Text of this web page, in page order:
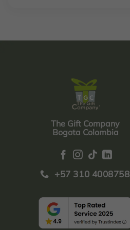
The Gift Company
Bogota Colombia
+57 310 4008758